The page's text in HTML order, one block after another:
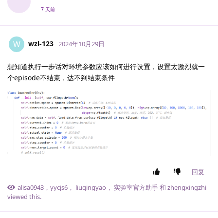
7 天前
W wzl-123 2024年10月29日
想知道执行一步话对环境参数应该如何进行设置，设置太激烈就一
个episode不结束，达不到结束条件
回复
alisa0943 ， yycjs6 ， liuqingyao ， 实验室官方助手和 zhengxingzhi
viewed this.